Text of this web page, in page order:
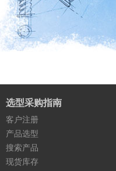
选型采购指南
客户注册
产品选型
搜索产品
现货库存